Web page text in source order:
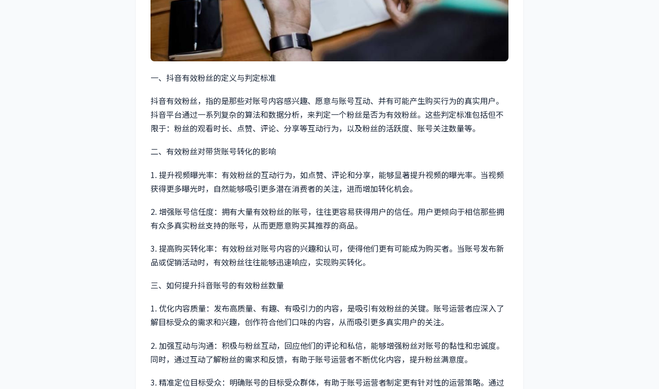
一、抖音有效粉丝的定义与判定标准
抖音有效粉丝，指的是那些对账号内容感兴趣、愿意与账号互动、并有可能产生购买行为的真实用户。
抖音平台通过一系列复杂的算法和数据分析，来判定一个粉丝是否为有效粉丝。这些判定标准包括但不
限于：粉丝的观看时长、点赞、评论、分享等互动行为，以及粉丝的活跃度、账号关注数量等。
二、有效粉丝对带货账号转化的影响
1. 提升视频曝光率：有效粉丝的互动行为，如点赞、评论和分享，能够显著提升视频的曝光率。当视频
获得更多曝光时，自然能够吸引更多潜在消费者的关注，进而增加转化机会。
2. 增强账号信任度：拥有大量有效粉丝的账号，往往更容易获得用户的信任。用户更倾向于相信那些拥
有众多真实粉丝支持的账号，从而更愿意购买其推荐的商品。
3. 提高购买转化率：有效粉丝对账号内容的兴趣和认可，使得他们更有可能成为购买者。当账号发布新
品或促销活动时，有效粉丝往往能够迅速响应，实现购买转化。
三、如何提升抖音账号的有效粉丝数量
1. 优化内容质量：发布高质量、有趣、有吸引力的内容，是吸引有效粉丝的关键。账号运营者应深入了
解目标受众的需求和兴趣，创作符合他们口味的内容，从而吸引更多真实用户的关注。
2. 加强互动与沟通：积极与粉丝互动，回应他们的评论和私信，能够增强粉丝对账号的黏性和忠诚度。
同时，通过互动了解粉丝的需求和反馈，有助于账号运营者不断优化内容，提升粉丝满意度。
3. 精准定位目标受众：明确账号的目标受众群体，有助于账号运营者制定更有针对性的运营策略。通过